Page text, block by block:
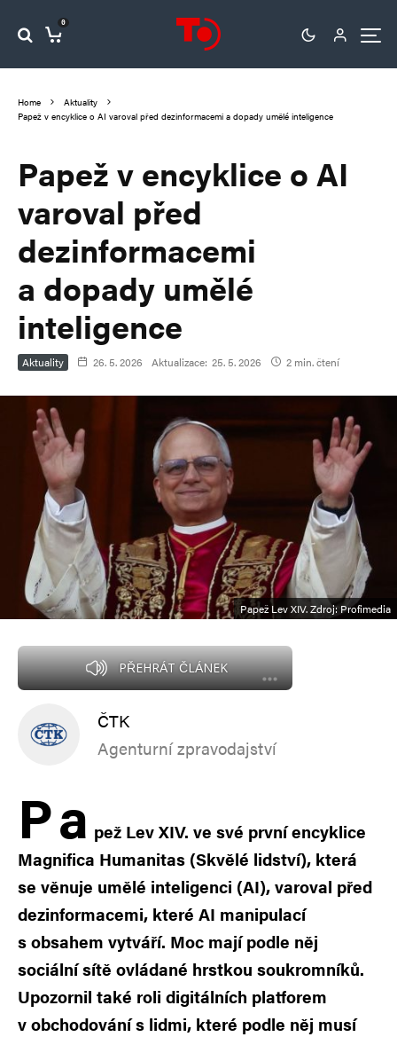
0
Home
Aktuality
Papež v encyklice o AI varoval před dezinformacemi a dopady umělé inteligence
Papež v encyklice o AI
varoval před
dezinformacemi
a dopady umělé
inteligence
Aktuality 26. 5. 2026 Aktualizace: 25. 5. 2026 2 min. čtení
Papež Lev XIV. Zdroj: Profimedia
PŘEHRÁT ČLÁNEK
ČTK
Agenturní zpravodajství
Pa pež Lev XIV. ve své první encyklice
Magnifica Humanitas (Skvělé lidství), která
se věnuje umělé inteligenci (AI), varoval před
dezinformacemi, které AI manipulací
s obsahem vytváří. Moc mají podle něj
sociální sítě ovládané hrstkou soukromníků.
Upozornil také roli digitálních platforem
v obchodování s lidmi, které podle něj musí